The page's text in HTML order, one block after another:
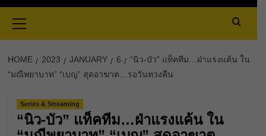
Menu
HOME 2023 JANUARY 6
“นิว-บัว” แท็คทีม…ฝ่าแรงแค้น ใน
“มณีพยาบาท” “เบญ” สุดอาฆาต…รอวันทวงคืน
Series & Streaming
“นิว-บัว” แท็คทีม…ฝ่าแรงแค้น ใน